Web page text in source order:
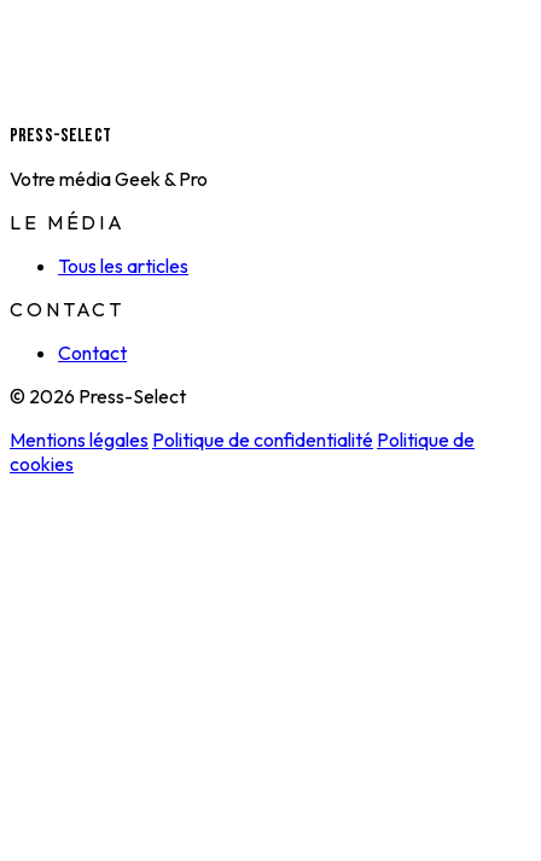
Press-Select
Votre média Geek & Pro
LE MÉDIA
Tous les articles
CONTACT
Contact
© 2026 Press-Select
Mentions légales Politique de confidentialité Politique de
cookies